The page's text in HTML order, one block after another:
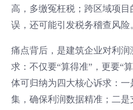
高，多缴冤枉税；跨区域项
误，还可能引发税务稽查风险
痛点背后，是建筑企业对利
求：不仅要“算得准”，更要“
体可归纳为四大核心诉求：一
集，确保利润数据精准；二是